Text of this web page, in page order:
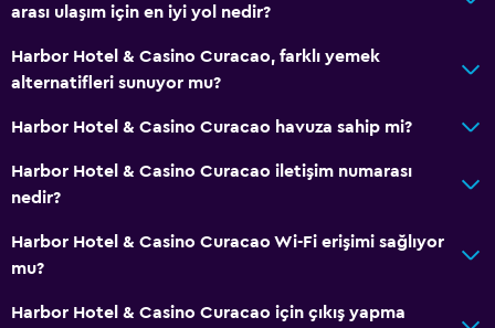
arası ulaşım için en iyi yol nedir?
Harbor Hotel & Casino Curacao, farklı yemek
alternatifleri sunuyor mu?
Harbor Hotel & Casino Curacao havuza sahip mi?
Harbor Hotel & Casino Curacao iletişim numarası
nedir?
Harbor Hotel & Casino Curacao Wi-Fi erişimi sağlıyor
mu?
Harbor Hotel & Casino Curacao için çıkış yapma